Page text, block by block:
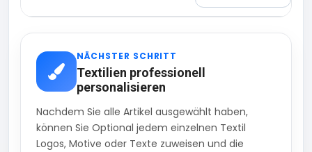
NÄCHSTER SCHRITT
Textilien professionell
personalisieren
Nachdem Sie alle Artikel ausgewählt haben,
können Sie Optional jedem einzelnen Textil
Logos, Motive oder Texte zuweisen und die